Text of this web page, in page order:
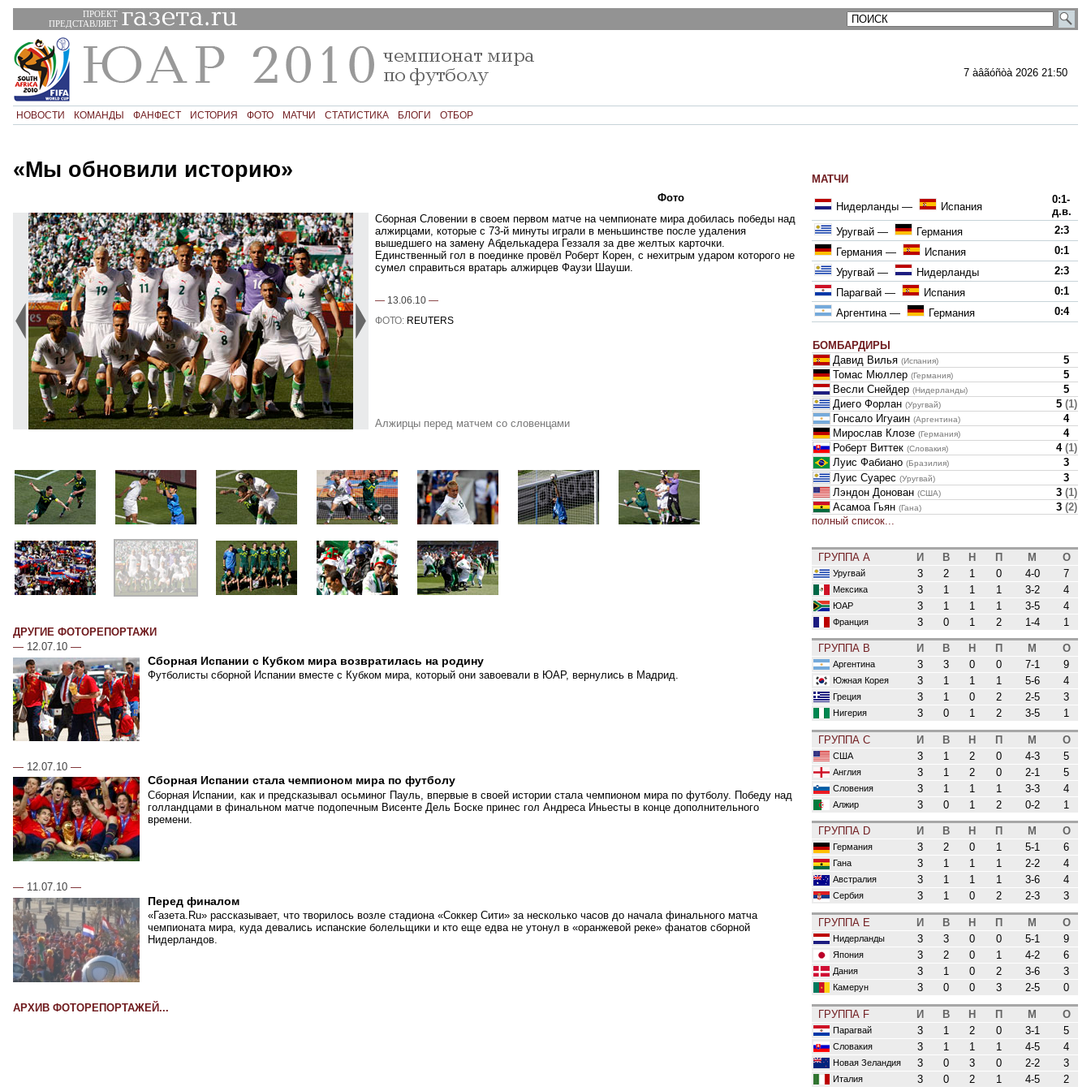
ПРОЕКТ
ПРЕДСТАВЛЯЕТ
7 àâãóñòà 2026 21:50
НОВОСТИ КОМАНДЫ ФАНФЕСТ ИСТОРИЯ ФОТО МАТЧИ СТАТИСТИКА БЛОГИ ОТБОР
«Мы обновили историю»
Фото
Сборная Словении в своем первом матче на чемпионате мира добилась победы над
алжирцами, которые с 73-й минуты играли в меньшинстве после удаления
вышедшего на замену Абделькадера Геззаля за две желтых карточки.
Единственный гол в поединке провёл Роберт Корен, с нехитрым ударом которого не
сумел справиться вратарь алжирцев Фаузи Шауши.
— 13.06.10 —
ФОТО: REUTERS
Алжирцы перед матчем со словенцами
ДРУГИЕ ФОТОРЕПОРТАЖИ
— 12.07.10 —
Сборная Испании с Кубком мира возвратилась на родину
Футболисты сборной Испании вместе с Кубком мира, который они завоевали в ЮАР, вернулись в Мадрид.
— 12.07.10 —
Сборная Испании стала чемпионом мира по футболу
Сборная Испании, как и предсказывал осьминог Пауль, впервые в своей истории стала чемпионом мира по футболу. Победу над
голландцами в финальном матче подопечным Висенте Дель Боске принес гол Андреса Иньесты в конце дополнительного
времени.
— 11.07.10 —
Перед финалом
«Газета.Ru» рассказывает, что творилось возле стадиона «Соккер Сити» за несколько часов до начала финального матча
чемпионата мира, куда девались испанские болельщики и кто еще едва не утонул в «оранжевой реке» фанатов сборной
Нидерландов.
АРХИВ ФОТОРЕПОРТАЖЕЙ...
МАТЧИ
Нидерланды — Испания
0:1-
д.в.
Уругвай — Германия
2:3
Германия — Испания
0:1
Уругвай — Нидерланды
2:3
Парагвай — Испания
0:1
Аргентина— Германия 0:4
БОМБАРДИРЫ
Давид Вилья (Испания)
5
Томас Мюллер (Германия)
5
Весли Снейдер (Нидерланды)
5
Диего Форлан (Уругвай) 5 (1)
Гонсало Игуаин (Аргентина)
4
Мирослав Клозе (Германия)
4
Роберт Виттек (Словакия) 4 (1)
Луис Фабиано (Бразилия)
3
Луис Суарес (Уругвай)
3
Лэндон Донован (США) 3 (1)
Асамоа Гьян (Гана) 3 (2)
полный список...
ГРУППА A И В Н П М О
Уругвай 3 2 1 0 4-0 7
Мексика 3 1 1 1 3-2 4
ЮАР 3 1 1 1 3-5 4
Франция 3 0 1 2 1-4 1
ГРУППА B И В Н П М О
Аргентина 3 3 0 0 7-1 9
Южная Корея 3 1 1 1 5-6 4
Греция 3 1 0 2 2-5 3
Нигерия 3 0 1 2 3-5 1
ГРУППА C И В Н П М О
США 3 1 2 0 4-3 5
Англия 3 1 2 0 2-1 5
Словения 3 1 1 1 3-3 4
Алжир 3 0 1 2 0-2 1
ГРУППА D И В Н П М О
Германия 3 2 0 1 5-1 6
Гана 3 1 1 1 2-2 4
Австралия 3 1 1 1 3-6 4
Сербия 3 1 0 2 2-3 3
ГРУППА E И В Н П М О
Нидерланды 3 3 0 0 5-1 9
Япония 3 2 0 1 4-2 6
Дания 3 1 0 2 3-6 3
Камерун 3 0 0 3 2-5 0
ГРУППА F И В Н П М О
Парагвай 3 1 2 0 3-1 5
Словакия 3 1 1 1 4-5 4
Новая Зеландия 3 0 3 0 2-2 3
Италия 3 0 2 1 4-5 2